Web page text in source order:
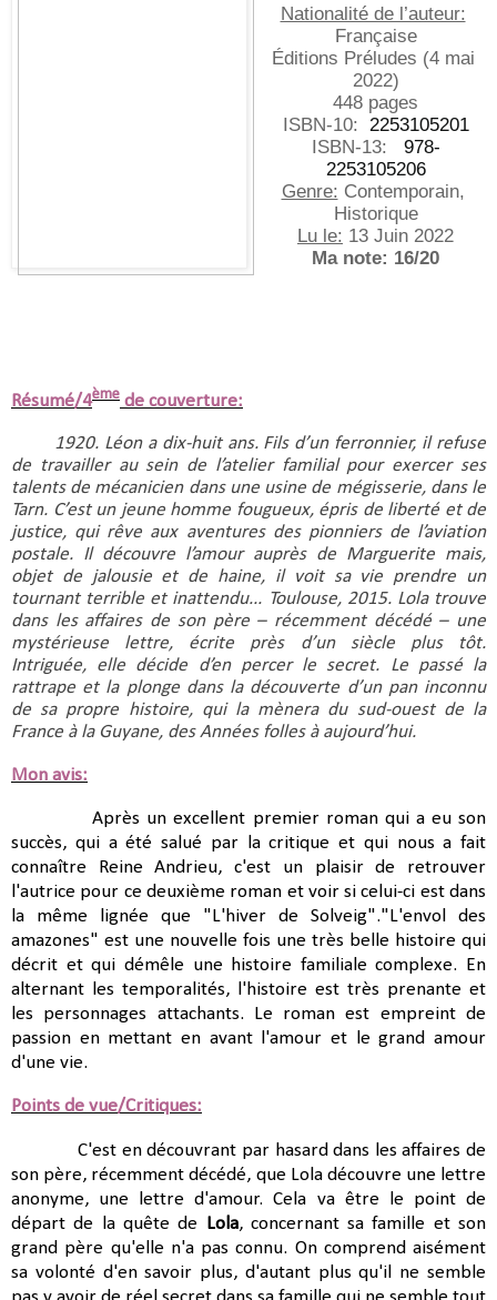
Nationalité de l’auteur:
Française
Éditions Préludes (4 mai
2022)
448 pages
ISBN-10: ‎ 2253105201
ISBN-13:
‎ 978-
2253105206
Genre: Contemporain,
Historique
Lu le: 13 Juin 2022
Ma note: 16/20
Résumé/4ème de couverture:
1920. Léon a dix-huit ans. Fils d’un ferronnier, il refuse
de travailler au sein de l’atelier familial pour exercer ses
talents de mécanicien dans une usine de mégisserie, dans le
Tarn. C’est un jeune homme fougueux, épris de liberté et de
justice, qui rêve aux aventures des pionniers de l’aviation
postale. Il découvre l’amour auprès de Marguerite mais,
objet de jalousie et de haine, il voit sa vie prendre un
tournant terrible et inattendu... Toulouse, 2015. Lola trouve
dans les affaires de son père – récemment décédé – une
mystérieuse lettre, écrite près d’un siècle plus tôt.
Intriguée, elle décide d’en percer le secret. Le passé la
rattrape et la plonge dans la découverte d’un pan inconnu
de sa propre histoire, qui la mènera du sud-ouest de la
France à la Guyane, des Années folles à aujourd’hui.
Mon avis:
Après un excellent premier roman qui a eu son
succès, qui a été salué par la critique et qui nous a fait
connaître Reine Andrieu, c'est un plaisir de retrouver
l'autrice pour ce deuxième roman et voir si celui-ci est dans
la même lignée que "L'hiver de Solveig"."L'envol des
amazones" est une nouvelle fois une très belle histoire qui
décrit et qui démêle une histoire familiale complexe. En
alternant les temporalités, l'histoire est très prenante et
les personnages attachants. Le roman est empreint de
passion en mettant en avant l'amour et le grand amour
d'une vie.
Points de vue/Critiques:
C'est en découvrant par hasard dans les affaires de
son père, récemment décédé, que Lola découvre une lettre
anonyme, une lettre d'amour. Cela va être
le point de
départ de la quête de Lola, concernant sa famille et son
grand père qu'elle n'a pas connu. On comprend aisément
sa volonté d'en savoir plus, d'autant plus qu'il ne semble